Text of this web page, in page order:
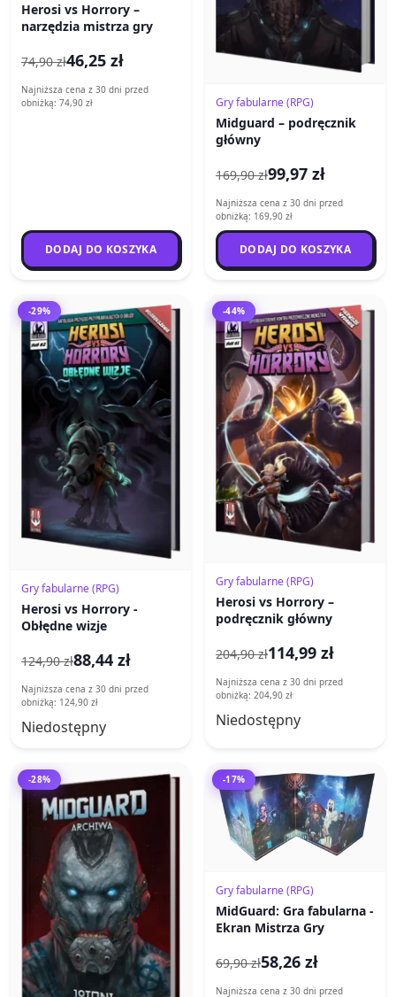
Herosi vs Horrory –
narzędzia mistrza gry
74,90 zł46,25 zł
Najniższa cena z 30 dni przed
obniżką: 74,90 zł
DODAJ DO KOSZYKA
Gry fabularne (RPG)
Midguard – podręcznik
główny
169,90 zł99,97 zł
Najniższa cena z 30 dni przed
obniżką: 169,90 zł
DODAJ DO KOSZYKA
-29%
Gry fabularne (RPG)
Herosi vs Horrory -
Obłędne wizje
124,90 zł88,44 zł
Najniższa cena z 30 dni przed
obniżką: 124,90 zł
Niedostępny
-44%
Gry fabularne (RPG)
Herosi vs Horrory –
podręcznik główny
204,90 zł114,99 zł
Najniższa cena z 30 dni przed
obniżką: 204,90 zł
Niedostępny
-28% -17%
Gry fabularne (RPG)
MidGuard: Gra fabularna -
Ekran Mistrza Gry
69,90 zł58,26 zł
Najniższa cena z 30 dni przed